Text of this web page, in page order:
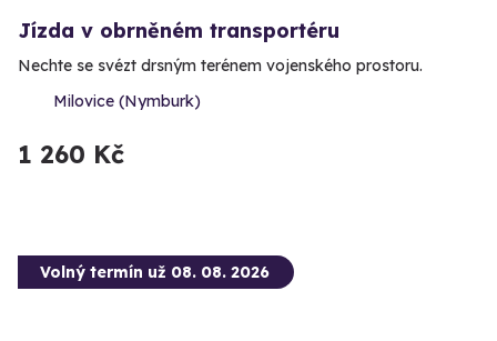
Jízda v obrněném transportéru
Nechte se svézt drsným terénem vojenského prostoru.
Milovice (Nymburk)
1 260 Kč
Volný termín už 08. 08. 2026